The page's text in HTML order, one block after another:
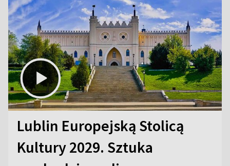
Lublin Europejską Stolicą
Kultury 2029. Sztuka